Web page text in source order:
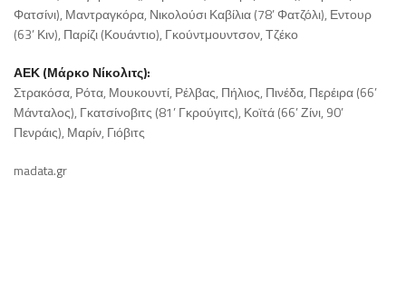
Φατσίνι), Μαντραγκόρα, Νικολούσι Καβίλια (78’ Φατζόλι), Εντουρ
(63’ Κιν), Παρίζι (Κουάντιο), Γκούντμουντσον, Τζέκο
ΑΕΚ (Μάρκο Νίκολιτς):
Στρακόσα, Ρότα, Μουκουντί, Ρέλβας, Πήλιος, Πινέδα, Περέιρα (66’
Μάνταλος), Γκατσίνοβιτς (81’ Γκρούγιτς), Κοϊτά (66’ Ζίνι, 90’
Πενράις), Μαρίν, Γιόβιτς
madata.gr